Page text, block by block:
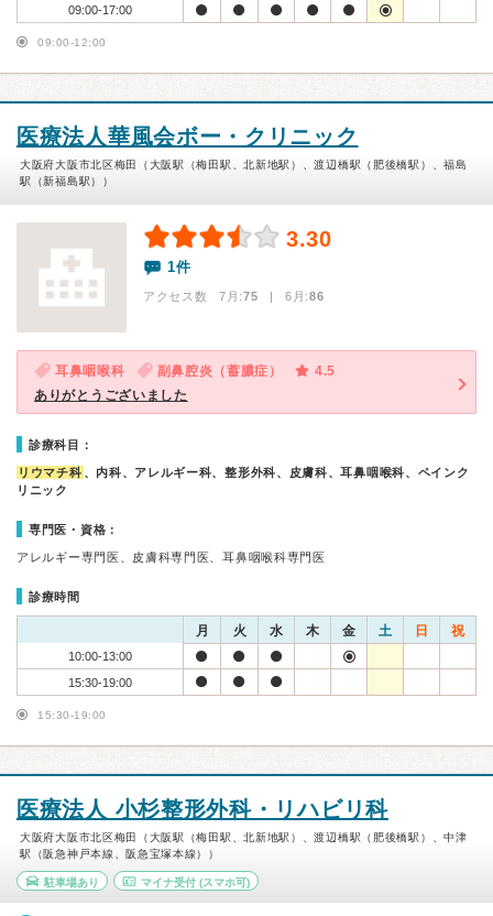
09:00-17:00
09:00-12:00
医療法人華風会ボー・クリニック
大阪府大阪市北区梅田（大阪駅（梅田駅、北新地駅）、渡辺橋駅（肥後橋駅）、福島
駅（新福島駅））
3.30
1件
アクセス数 7月:75 | 6月:86
耳鼻咽喉科 副鼻腔炎（蓄膿症）
4.5
ありがとうございました
診療科目：
リウマチ科 、内科、アレルギー科、整形外科、皮膚科、耳鼻咽喉科、ペインク
リニック
専門医・資格：
アレルギー専門医、皮膚科専門医、耳鼻咽喉科専門医
診療時間
月 火 水 木 金 土 日 祝
10:00-13:00
15:30-19:00
15:30-19:00
医療法人 小杉整形外科・リハビリ科
大阪府大阪市北区梅田（大阪駅（梅田駅、北新地駅）、渡辺橋駅（肥後橋駅）、中津
駅（阪急神戸本線、阪急宝塚本線））
駐車場あり マイナ受付(スマホ可)